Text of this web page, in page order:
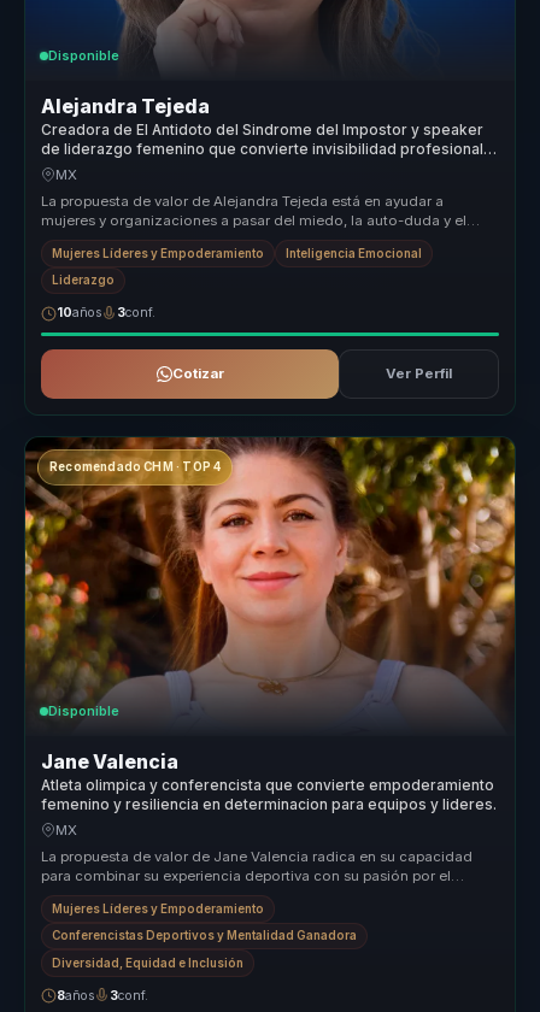
Disponible
Alejandra Tejeda
Creadora de El Antidoto del Sindrome del Impostor y speaker
de liderazgo femenino que convierte invisibilidad profesional
en autoridad para mujeres lideres.
MX
La propuesta de valor de Alejandra Tejeda está en ayudar a
mujeres y organizaciones a pasar del miedo, la auto-duda y el
auto sabotaje a ...
Mujeres Líderes y Empoderamiento Inteligencia Emocional
Liderazgo
10años 3conf.
Cotizar Ver Perfil
Recomendado CHM · TOP 4
Disponible
Jane Valencia
Atleta olimpica y conferencista que convierte empoderamiento
femenino y resiliencia en determinacion para equipos y lideres.
MX
La propuesta de valor de Jane Valencia radica en su capacidad
para combinar su experiencia deportiva con su pasión por el
empoderamiento ...
Mujeres Líderes y Empoderamiento
Conferencistas Deportivos y Mentalidad Ganadora
Diversidad, Equidad e Inclusión
8años 3conf.